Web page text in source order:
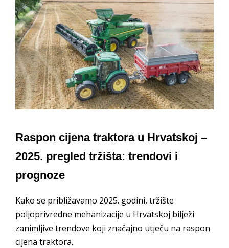
Raspon cijena traktora u Hrvatskoj –
2025. pregled tržišta: trendovi i
prognoze
Kako se približavamo 2025. godini, tržište
poljoprivredne mehanizacije u Hrvatskoj bilježi
zanimljive trendove koji značajno utječu na raspon
cijena traktora.